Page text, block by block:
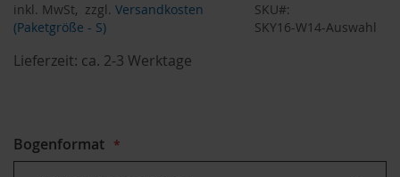
inkl. MwSt, zzgl. Versandkosten
(Paketgröße - S)
SKU
SKY16-W14-Auswahl
Lieferzeit: ca. 2-3 Werktage
Bogenformat